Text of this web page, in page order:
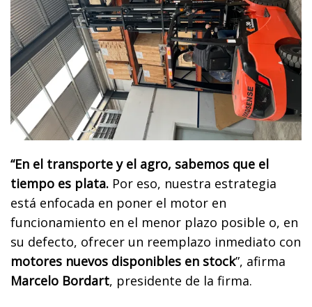
“En el transporte y el agro, sabemos que el
tiempo es plata. Por eso, nuestra estrategia
está enfocada en poner el motor en
funcionamiento en el menor plazo posible o, en
su defecto, ofrecer un reemplazo inmediato con
motores nuevos disponibles en stock”, afirma
Marcelo Bordart, presidente de la firma.